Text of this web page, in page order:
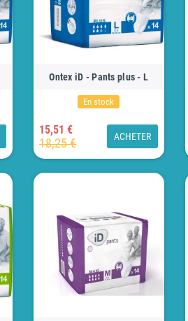
Ontex iD - Pants plus - L
En stock
15,51 €
18,25 € ACHETER